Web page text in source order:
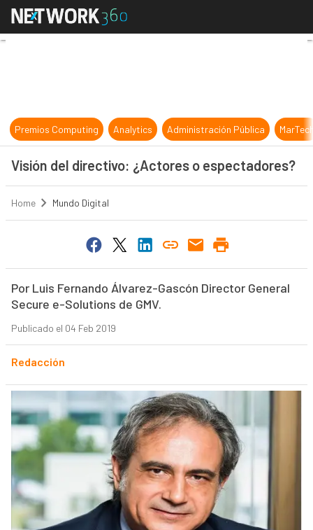
Visión del directivo: ¿Actores o
Premios Computing Analytics Administración Pública
Visión del directivo: ¿Actores o espectadores?
Home Mundo Digital
Por Luis Fernando Álvarez-Gascón Director General
Secure e-Solutions de GMV.
Publicado el 04 Feb 2019
Redacción